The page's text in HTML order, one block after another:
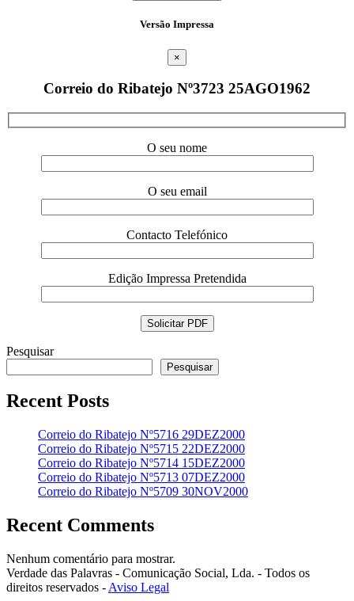
Versão Impressa
×
Correio do Ribatejo Nº3723 25AGO1962
O seu nome
O seu email
Contacto Telefónico
Edição Impressa Pretendida
Pesquisar
Pesquisar
Recent Posts
Correio do Ribatejo Nº5716 29DEZ2000
Correio do Ribatejo Nº5715 22DEZ2000
Correio do Ribatejo Nº5714 15DEZ2000
Correio do Ribatejo Nº5713 07DEZ2000
Correio do Ribatejo Nº5709 30NOV2000
Recent Comments
Nenhum comentário para mostrar.
Verdade das Palavras - Comunicação Social, Lda. - Todos os
direitos reservados - Aviso Legal